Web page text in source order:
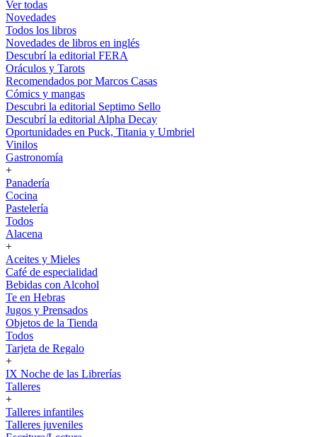
Ver todas
Novedades
Todos los libros
Novedades de libros en inglés
Descubrí la editorial FERA
Oráculos y Tarots
Recomendados por Marcos Casas
Cómics y mangas
Descubri la editorial Septimo Sello
Descubrí la editorial Alpha Decay
Oportunidades en Puck, Titania y Umbriel
Vinilos
Gastronomía
+
Panadería
Cocina
Pastelería
Todos
Alacena
+
Aceites y Mieles
Café de especialidad
Bebidas con Alcohol
Te en Hebras
Jugos y Prensados
Objetos de la Tienda
Todos
Tarjeta de Regalo
+
IX Noche de las Librerías
Talleres
+
Talleres infantiles
Talleres juveniles